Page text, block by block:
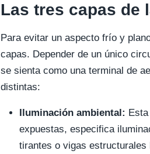
Las tres capas de
Para evitar un aspecto frío y
capas. Depender de un único
se sienta como una terminal de
distintas:
Iluminación ambiental:
expuestas, especifica
tirantes o vigas estructurales